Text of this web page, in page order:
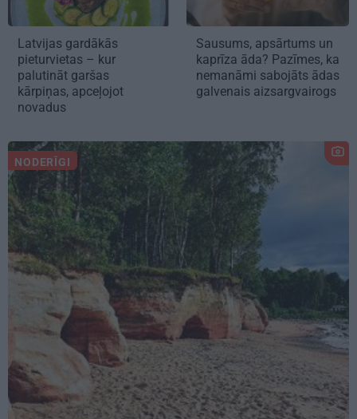
Latvijas gardākās
pieturvietas – kur
palutināt garšas
kārpiņas, apceļojot
novadus
Sausums, apsārtums un
kaprīza āda? Pazīmes, ka
nemanāmi sabojāts ādas
galvenais aizsargvairogs
NODERĪGI